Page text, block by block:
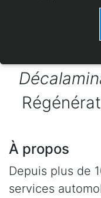
À propos
Depuis plus de
services